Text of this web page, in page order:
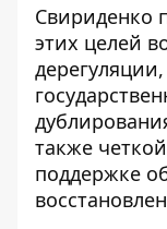
Свириденко
этих целей
также
поддержке